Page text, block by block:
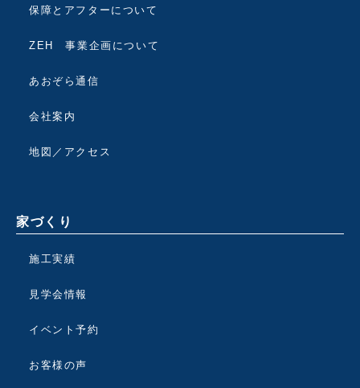
保障とアフターについて
ZEH 事業企画について
あおぞら通信
会社案内
地図／アクセス
家づくり
施工実績
見学会情報
イベント予約
お客様の声